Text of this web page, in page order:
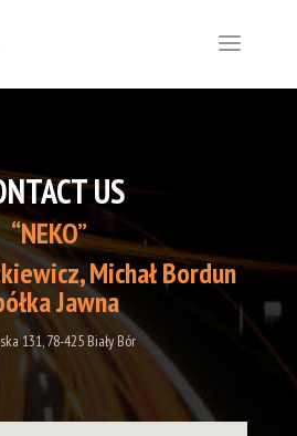
US
“NEKO”
Michał Bordun
Jawna
131, 78-425 Biały Bór